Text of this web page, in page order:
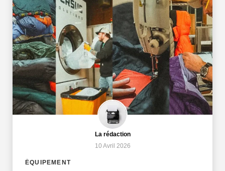
La rédaction
10 Avril 2026
ÉQUIPEMENT